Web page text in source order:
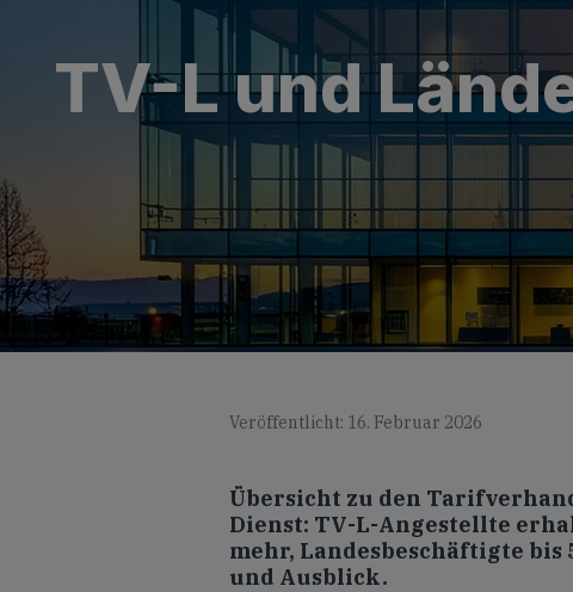
TV-L und
Veröffentlicht: 16. Februar 2026
Übersicht zu den
Dienst: TV-L-Angestellte
mehr, Landesbeschäftigte
und Ausblick.